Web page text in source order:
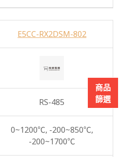
商品
篩選
E5CC-RX2DSM-802
RS-485
0~1200℃, -200~850℃,
-200~1700℃